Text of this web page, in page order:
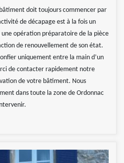
doit toujours commencer par
de décapage est à la fois un
opération préparatoire de la pièce
de renouvellement de son état.
uniquement entre la main d’un
de contacter rapidement notre
de votre bâtiment. Nous
dans toute la zone de Ordonnac